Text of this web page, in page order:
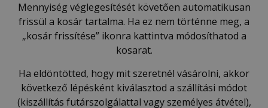
Mennyiség véglegesítését követően automatikusan
frissül a kosár tartalma. Ha ez nem történne meg, a
„kosár frissítése” ikonra kattintva módosíthatod a
kosarat.
Ha eldöntötted, hogy mit szeretnél vásárolni, akkor
következő lépésként kiválasztod a szállítási módot
(kiszállítás futárszolgálattal vagy személyes átvétel),